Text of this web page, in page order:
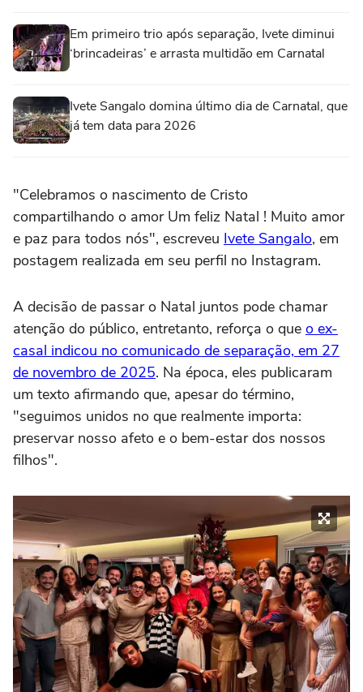
Em primeiro trio após separação, Ivete diminui
‘brincadeiras’ e arrasta multidão em Carnatal
Ivete Sangalo domina último dia de Carnatal, que
já tem data para 2026
"Celebramos o nascimento de Cristo
compartilhando o amor Um feliz Natal ! Muito amor
e paz para todos nós", escreveu Ivete Sangalo, em
postagem realizada em seu perfil no Instagram.
A decisão de passar o Natal juntos pode chamar
atenção do público, entretanto, reforça o que o ex-
casal indicou no comunicado de separação, em 27
de novembro de 2025. Na época, eles publicaram
um texto afirmando que, apesar do término,
"seguimos unidos no que realmente importa:
preservar nosso afeto e o bem-estar dos nossos
filhos".